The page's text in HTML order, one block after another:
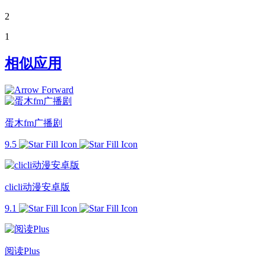
2
1
相似应用
蛋木fm广播剧
9.5
clicli动漫安卓版
9.1
阅读Plus